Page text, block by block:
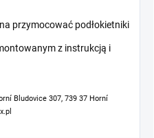
przymocować podłokietniki
z instrukcją i
Bludovice 307, 739 37 Horní